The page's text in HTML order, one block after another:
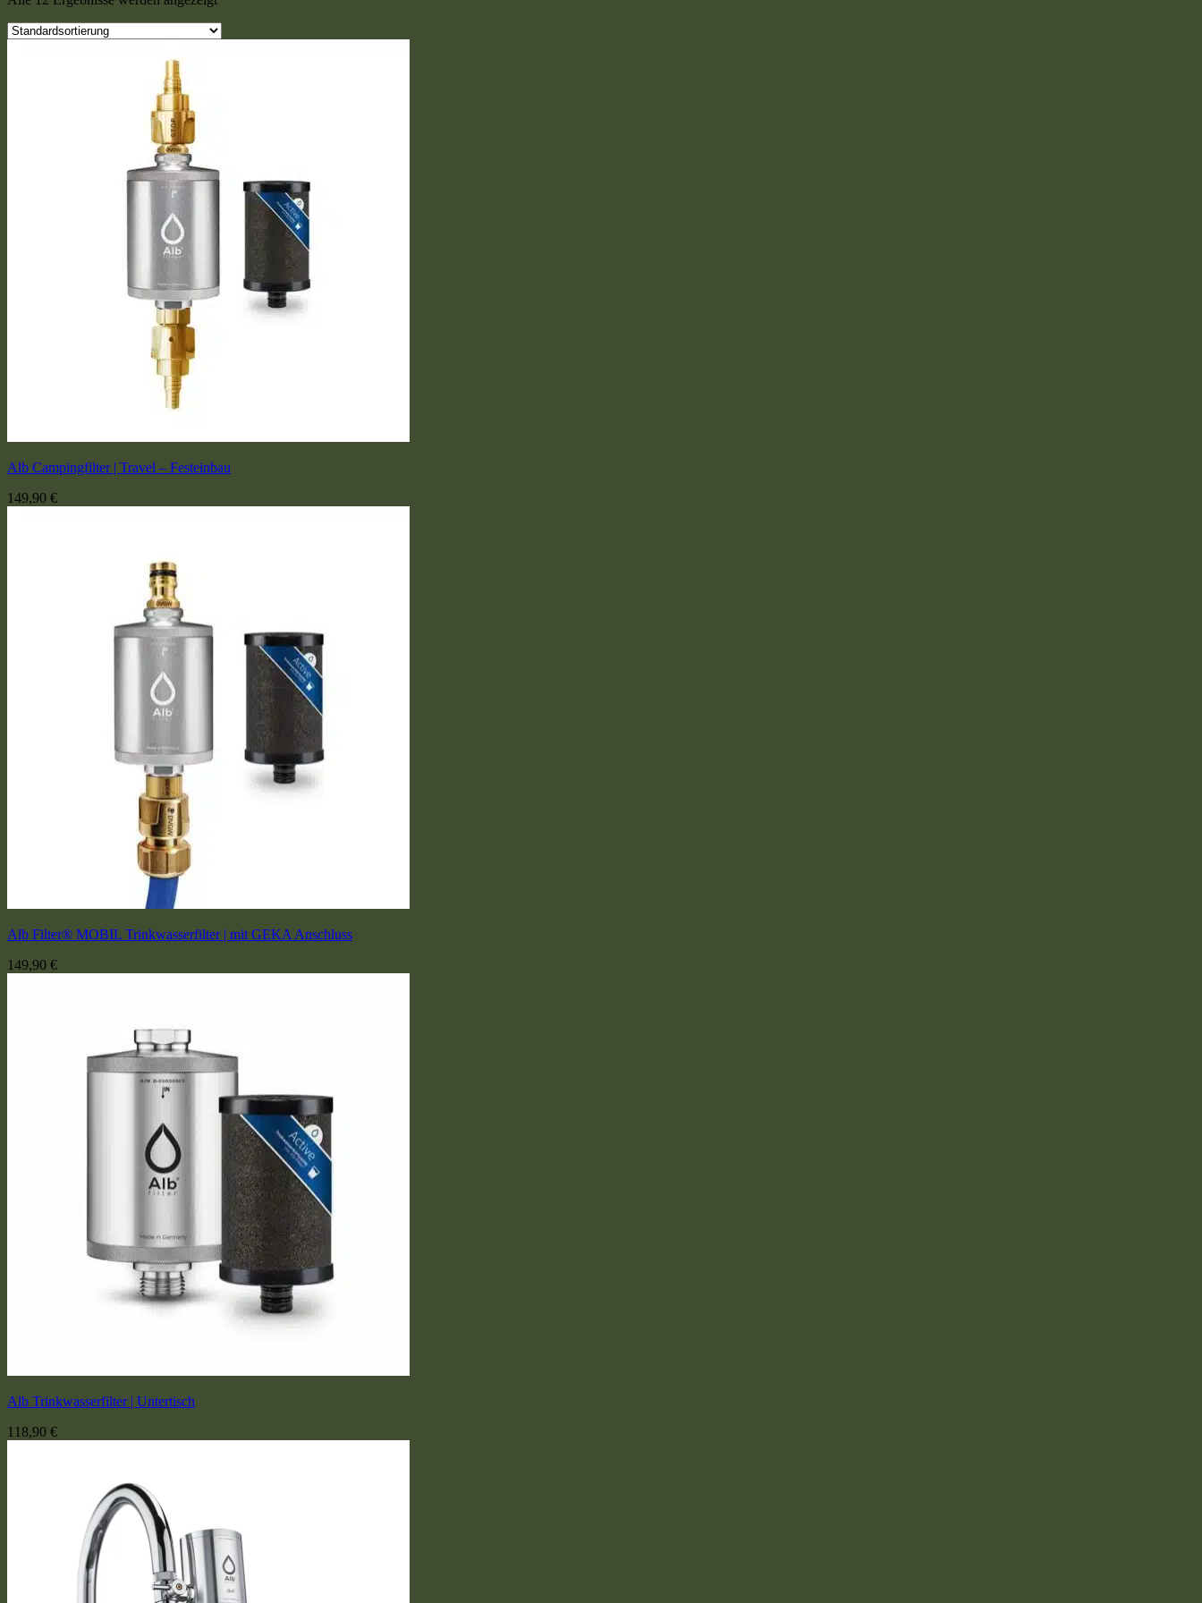
Alb Campingfilter | Travel – Festeinbau
149,90 €
Alb Filter® MOBIL Trinkwasserfilter | mit GEKA Anschluss
149,90 €
Alb Trinkwasserfilter | Untertisch
118,90 €